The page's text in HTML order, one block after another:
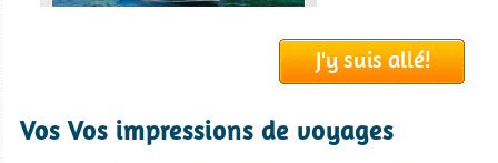
MV Similan Explorer
Le MV Similan Explorer est un bateau de
J'y suis allé!
Vos Vos impressions de voyages